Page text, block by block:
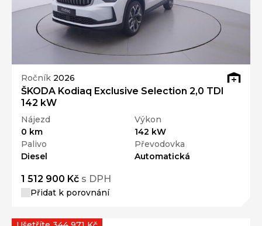
Ročník 2026
ŠKODA Kodiaq Exclusive Selection 2,0 TDI
142 kW
Nájezd
0 km
Výkon
142 kW
Palivo
Diesel
Převodovka
Automatická
1 512 900 Kč s DPH
Přidat k porovnání